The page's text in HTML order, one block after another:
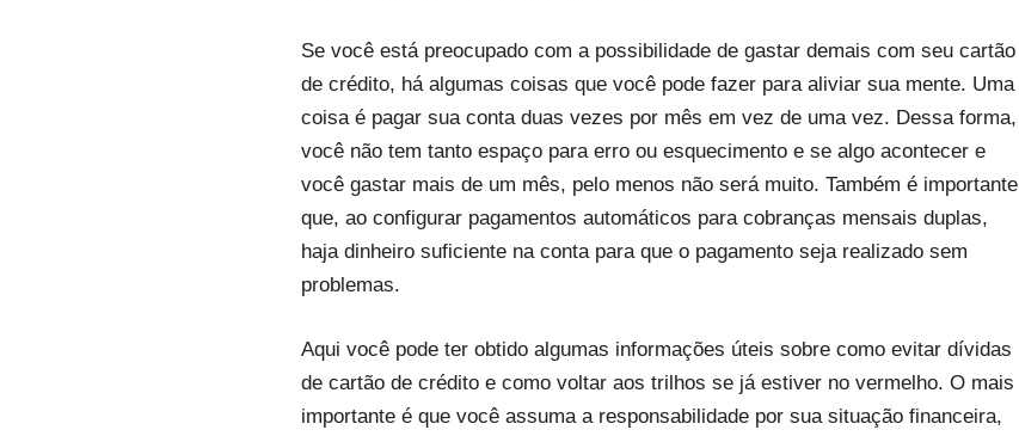
Se você está preocupado com a possibilidade de gastar demais com seu cartão
de crédito, há algumas coisas que você pode fazer para aliviar sua mente. Uma
coisa é pagar sua conta duas vezes por mês em vez de uma vez. Dessa forma,
você não tem tanto espaço para erro ou esquecimento e se algo acontecer e
você gastar mais de um mês, pelo menos não será muito. Também é importante
que, ao configurar pagamentos automáticos para cobranças mensais duplas,
haja dinheiro suficiente na conta para que o pagamento seja realizado sem
problemas.
Aqui você pode ter obtido algumas informações úteis sobre como evitar dívidas
de cartão de crédito e como voltar aos trilhos se já estiver no vermelho. O mais
importante é que você assuma a responsabilidade por sua situação financeira,